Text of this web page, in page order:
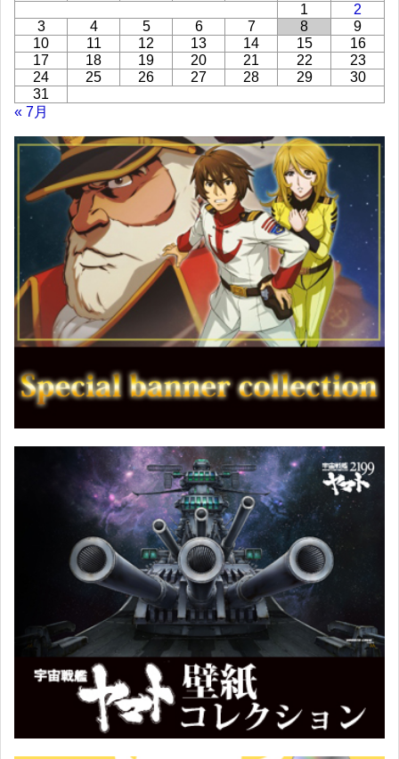
1
2
3
4 5 6 7 8
9
10
11 12 13 14 15
16
17
18 19 20 21 22
23
24
25 26 27 28 29
30
31
« 7月